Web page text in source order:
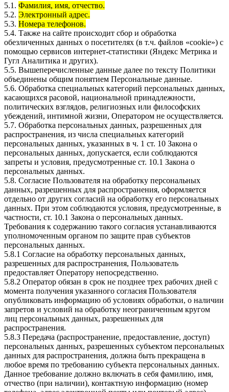
5.1. Фамилия, имя, отчество.
5.2. Электронный адрес.
5.3. Номера телефонов.
5.4. Также на сайте происходит сбор и обработка
обезличенных данных о посетителях (в т.ч. файлов «cookie») с
помощью сервисов интернет-статистики (Яндекс Метрика и
Гугл Аналитика и других).
5.5. Вышеперечисленные данные далее по тексту Политики
объединены общим понятием Персональные данные.
5.6. Обработка специальных категорий персональных данных,
касающихся расовой, национальной принадлежности,
политических взглядов, религиозных или философских
убеждений, интимной жизни, Оператором не осуществляется.
5.7. Обработка персональных данных, разрешенных для
распространения, из числа специальных категорий
персональных данных, указанных в ч. 1 ст. 10 Закона о
персональных данных, допускается, если соблюдаются
запреты и условия, предусмотренные ст. 10.1 Закона о
персональных данных.
5.8. Согласие Пользователя на обработку персональных
данных, разрешенных для распространения, оформляется
отдельно от других согласий на обработку его персональных
данных. При этом соблюдаются условия, предусмотренные, в
частности, ст. 10.1 Закона о персональных данных.
Требования к содержанию такого согласия устанавливаются
уполномоченным органом по защите прав субъектов
персональных данных.
5.8.1 Согласие на обработку персональных данных,
разрешенных для распространения, Пользователь
предоставляет Оператору непосредственно.
5.8.2 Оператор обязан в срок не позднее трех рабочих дней с
момента получения указанного согласия Пользователя
опубликовать информацию об условиях обработки, о наличии
запретов и условий на обработку неограниченным кругом
лиц персональных данных, разрешенных для
распространения.
5.8.3 Передача (распространение, предоставление, доступ)
персональных данных, разрешенных субъектом персональных
данных для распространения, должна быть прекращена в
любое время по требованию субъекта персональных данных.
Данное требование должно включать в себя фамилию, имя,
отчество (при наличии), контактную информацию (номер